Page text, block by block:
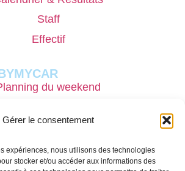
Gérer le consentement
expériences, nous utilisons des technologies
stocker et/ou accéder aux informations des
Staff
Effectif
du weekend
stages performances
Recrutement
Sport étude